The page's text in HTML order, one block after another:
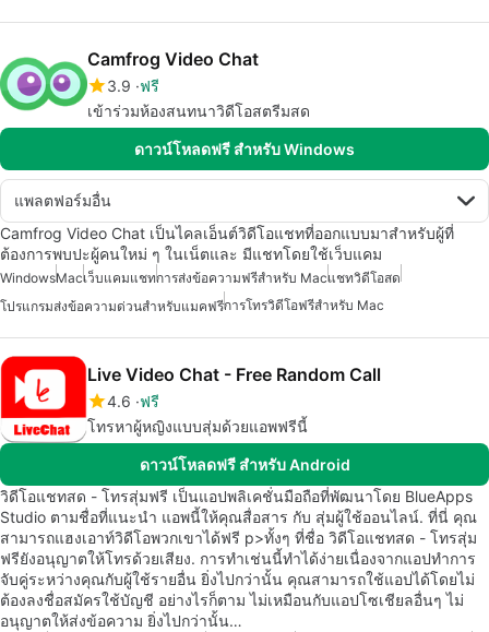
Camfrog Video Chat
3.9 ฟรี
เข้าร่วมห้องสนทนาวิดีโอสตรีมสด
ดาวน์โหลดฟรี สำหรับ Windows
แพลตฟอร์มอื่น
Camfrog Video Chat เป็นไคลเอ็นต์วิดีโอแชทที่ออกแบบมาสำหรับผู้ที่
ต้องการพบปะผู้คนใหม่ ๆ ในเน็ตและ มีแชทโดยใช้เว็บแคม
WindowsMacเว็บแคมแชทการส่งข้อความฟรีสำหรับ Macแชทวิดีโอสด
โปรแกรมส่งข้อความด่วนสำหรับแมคฟรีการโทรวิดีโอฟรีสำหรับ Mac
Live Video Chat - Free Random Call
4.6 ฟรี
โทรหาผู้หญิงแบบสุ่มด้วยแอพฟรีนี้
ดาวน์โหลดฟรี สำหรับ Android
วิดีโอแชทสด - โทรสุ่มฟรี เป็นแอปพลิเคชั่นมือถือที่พัฒนาโดย BlueApps
Studio ตามชื่อที่แนะนำ แอพนี้ให้คุณสื่อสาร กับ สุ่มผู้ใช้ออนไลน์. ที่นี่ คุณ
สามารถแฮงเอาท์วิดีโอพวกเขาได้ฟรี p>ทั้งๆ ที่ชื่อ วิดีโอแชทสด - โทรสุ่ม
ฟรียังอนุญาตให้โทรด้วยเสียง. การทำเช่นนี้ทำได้ง่ายเนื่องจากแอปทำการ
จับคู่ระหว่างคุณกับผู้ใช้รายอื่น ยิ่งไปกว่านั้น คุณสามารถใช้แอปได้โดยไม่
ต้องลงชื่อสมัครใช้บัญชี อย่างไรก็ตาม ไม่เหมือนกับแอปโซเชียลอื่นๆ ไม่
อนุญาตให้ส่งข้อความ ยิ่งไปกว่านั้น…